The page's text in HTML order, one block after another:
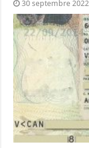
30 septembre 2022